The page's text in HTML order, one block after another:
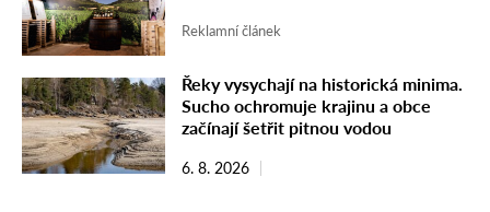
Reklamní článek
Řeky vysychají na historická minima.
Sucho ochromuje krajinu a obce
začínají šetřit pitnou vodou
6. 8. 2026